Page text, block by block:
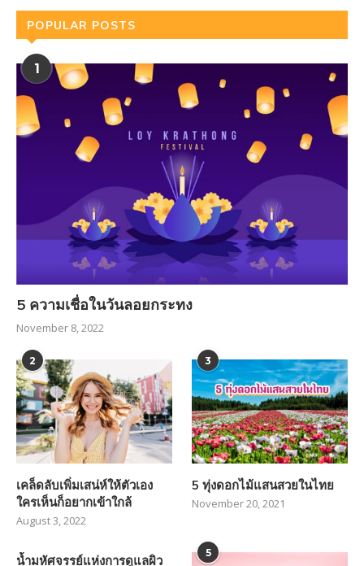
POPULAR POSTS
1
5 ความเชื่อในวันลอยกระทง
November 8, 2022
2
เคล็ดลับเพิ่มเสน่ห์ให้ตัวเอง
ใครเห็นก็อยากเข้าใกล้
August 3, 2022
3
5 ทุ่งดอกไม้แสนสวยในไทย
November 20, 2021
น้ำมหัศจรรย์แห่งการดูแลผิว
5